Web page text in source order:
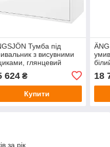
Тумба під
з висувними
глянцевий
100x48x63 см IKEA
624₴
Купити
18
за рік